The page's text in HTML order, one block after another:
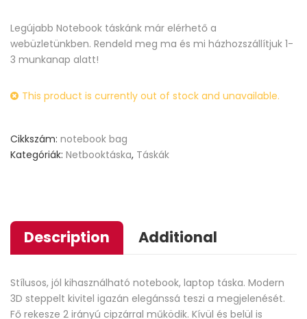
out
of
based
customer
Legújabb Notebook táskánk már elérhető a
webüzletünkben. Rendeld meg ma és mi házhozszállítjuk 1-
3 munkanap alatt!
This product is currently out of stock and unavailable.
Cikkszám: notebook bag
Kategóriák: Netbooktáska, Táskák
Description Additional
Stílusos, jól kihasználható notebook, laptop táska. Modern
3D steppelt kivitel igazán elegánssá teszi a megjelenését.
Fő rekesze 2 irányú cipzárral működik. Kívül és belül is